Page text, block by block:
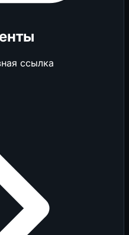
ссылка